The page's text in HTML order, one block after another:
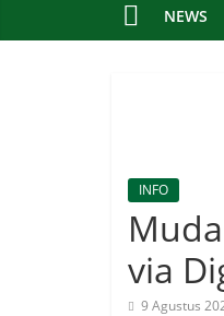
Dalam
Berita
NEWS
INFO
via
9 Agustus